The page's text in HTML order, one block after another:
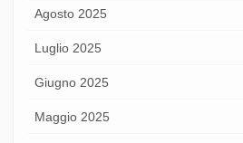
Agosto 2025
Luglio 2025
Giugno 2025
Maggio 2025